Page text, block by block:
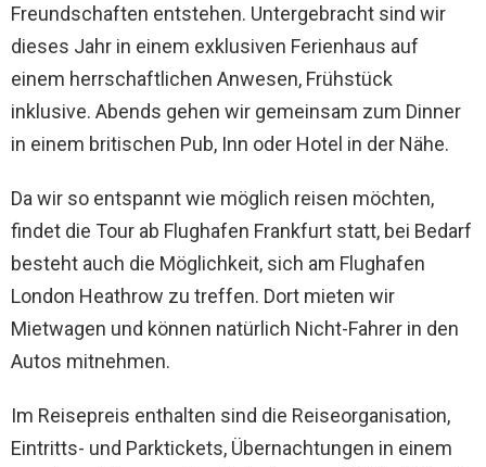
Freundschaften entstehen. Untergebracht sind wir
dieses Jahr in einem exklusiven Ferienhaus auf
einem herrschaftlichen Anwesen, Frühstück
inklusive. Abends gehen wir gemeinsam zum Dinner
in einem britischen Pub, Inn oder Hotel in der Nähe.
Da wir so entspannt wie möglich reisen möchten,
findet die Tour ab Flughafen Frankfurt statt, bei Bedarf
besteht auch die Möglichkeit, sich am Flughafen
London Heathrow zu treffen. Dort mieten wir
Mietwagen und können natürlich Nicht-Fahrer in den
Autos mitnehmen.
Im Reisepreis enthalten sind die Reiseorganisation,
Eintritts- und Parktickets, Übernachtungen in einem